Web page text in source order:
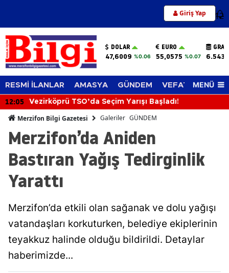
Giriş Yap 12
DOLAR
47,6009 %0.06
EURO
55,0575 %0.07
RESMİ İLANLAR AMASYA GÜNDEM VEFAT EDENLER
MENÜ
12:05 Vezirköprü TSO’da Seçim Yarışı Başladı!
Merzifon Bilgi Gazetesi Galeriler GÜNDEM
Merzifon’da Aniden
Bastıran Yağış Tedirginlik
Yarattı
Merzifon’da etkili olan sağanak ve dolu yağışı
vatandaşları korkuturken, belediye ekiplerinin
teyakkuz halinde olduğu bildirildi. Detaylar
haberimizde...